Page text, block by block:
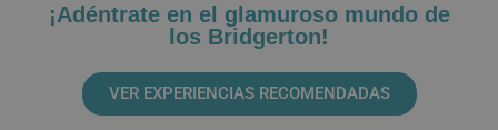
¡Adéntrate en el glamuroso mundo de
los Bridgerton!
VER EXPERIENCIAS RECOMENDADAS